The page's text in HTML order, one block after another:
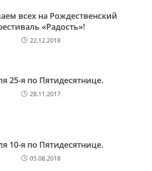
всех на Рождественский
«Радость»!
22.12.2018
25-я по Пятидесятнице.
28.11.2017
10-я по Пятидесятнице.
05.08.2018